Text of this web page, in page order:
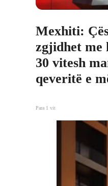
Mexhiti:
zgjidhet me
30 vitesh
qeveritë e
Para 1 vit